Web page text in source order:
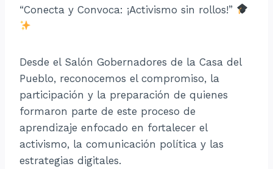
“Conecta y Convoca: ¡Activismo sin rollos!”
Desde el Salón Gobernadores de la Casa del
Pueblo, reconocemos el compromiso, la
participación y la preparación de quienes
formaron parte de este proceso de
aprendizaje enfocado en fortalecer el
activismo, la comunicación política y las
estrategias digitales.